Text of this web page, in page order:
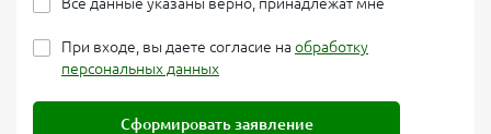
При входе, вы даете согласие на обработку
персональных данных
Сформировать заявление